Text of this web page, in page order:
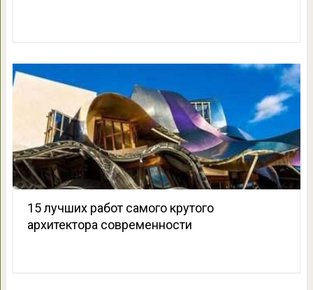
15 лучших работ самого крутого
архитектора современности